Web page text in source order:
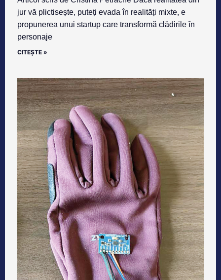
jur vă plictisește, puteți evada în realități mixte, e
propunerea unui startup care transformă clădirile în
personaje
CITEȘTE »